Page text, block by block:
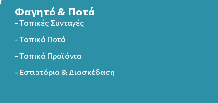
Φαγητό & Ποτά
- Τοπικές Συνταγές
- Τοπικά Ποτά
- Τοπικά Προϊόντα
- Εστιατόρια & Διασκέδαση